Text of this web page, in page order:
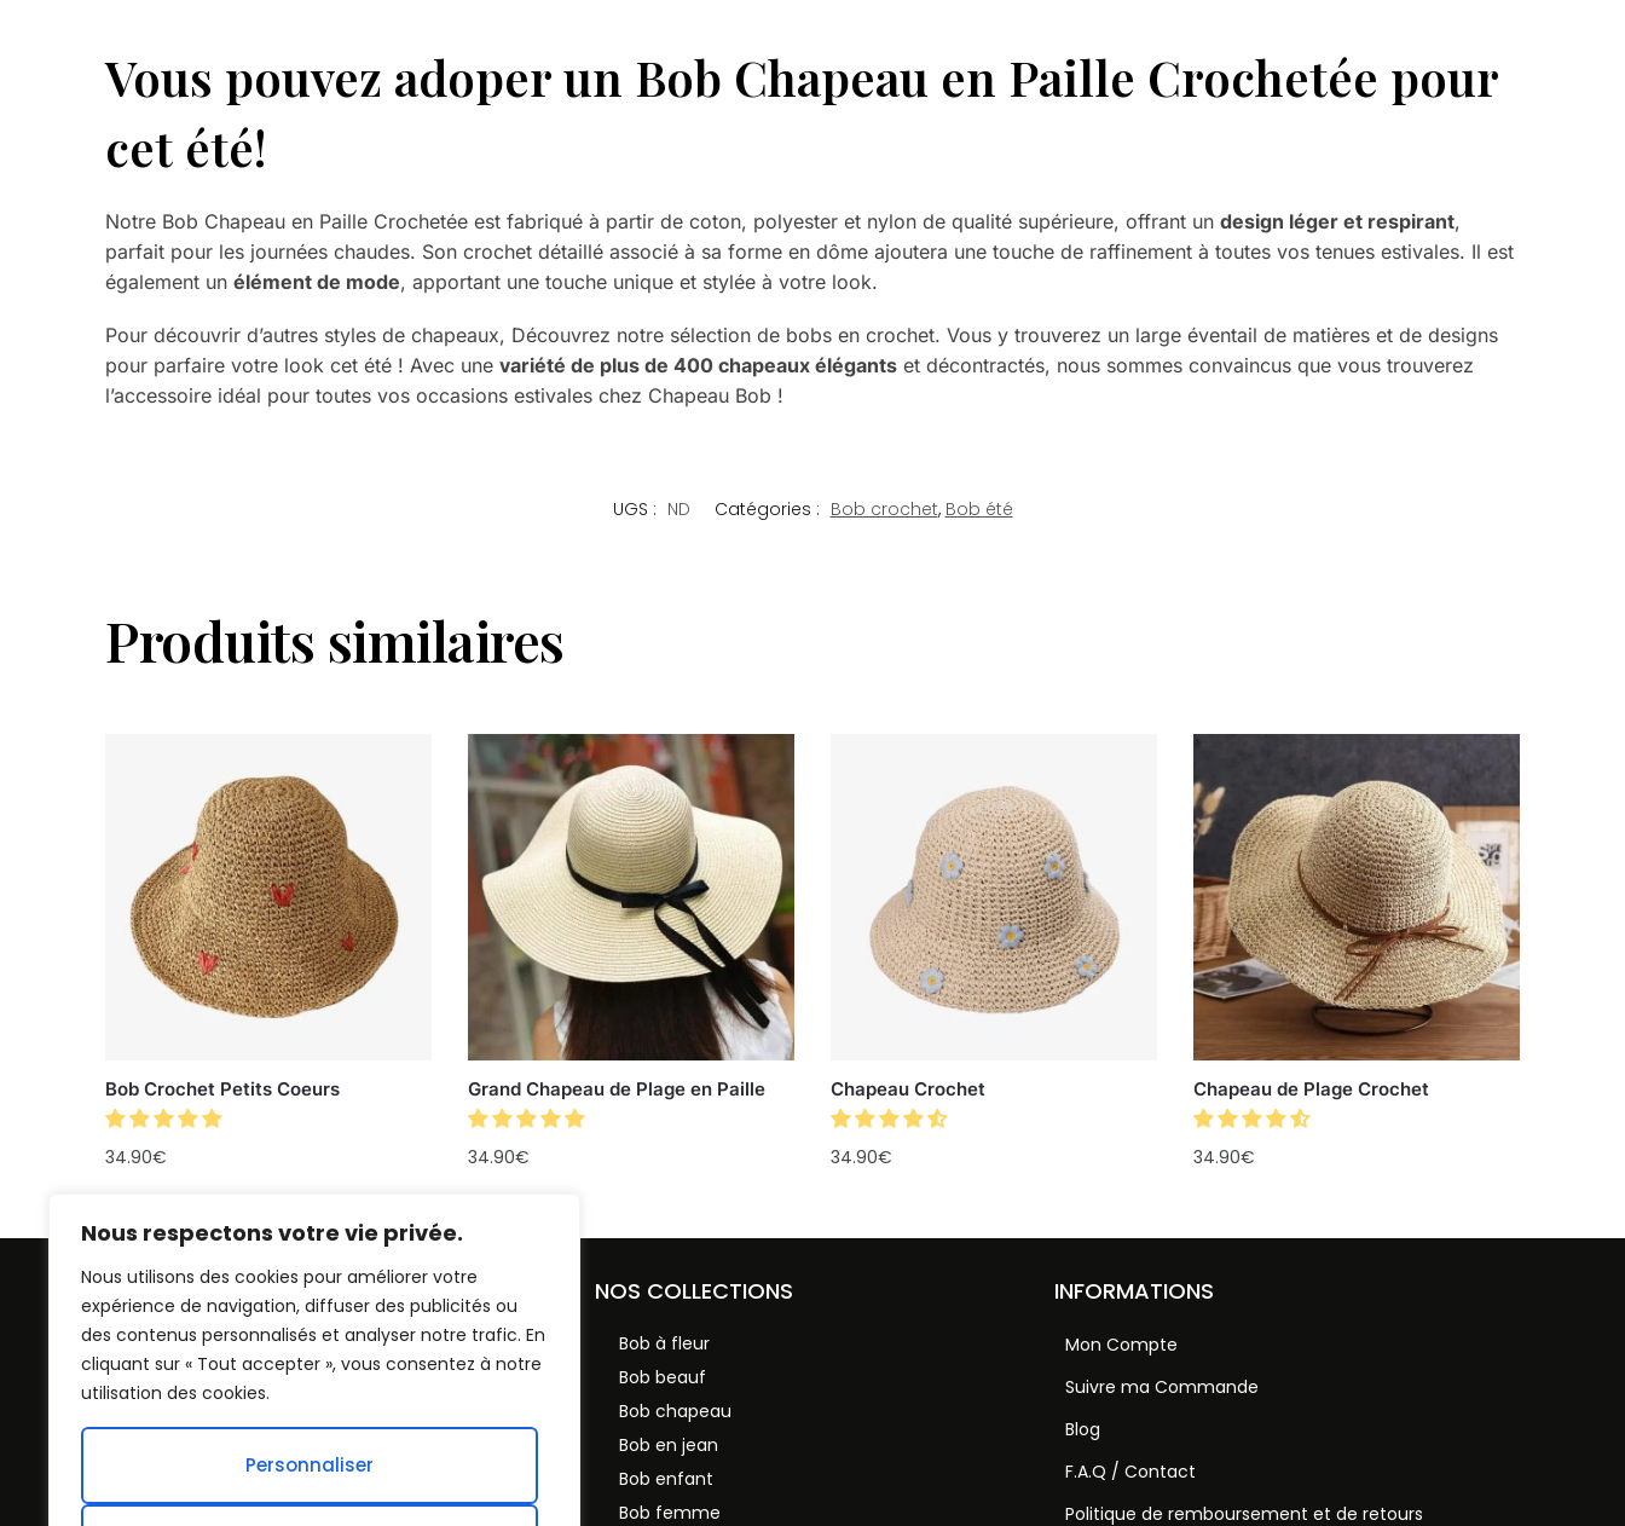
Nous respectons votre vie privée.
Nous utilisons des cookies pour améliorer votre
expérience de navigation, diffuser des publicités ou
des contenus personnalisés et analyser notre trafic. En
cliquant sur « Tout accepter », vous consentez à notre
utilisation des cookies.
Personnaliser
Vous pouvez adoper un Bob Chapeau en Paille Crochetée pour
cet été!
Notre Bob Chapeau en Paille Crochetée est fabriqué à partir de coton, polyester et nylon de qualité supérieure, offrant undesign léger et respirant,
parfait pour les journées chaudes. Son crochet détaillé associé à sa forme en dôme ajoutera une touche de raffinement à toutes vos tenues estivales. Il est
également unélément de mode, apportant une touche unique et stylée à votre look.
Pour découvrir d’autres styles de chapeaux, Découvrez notre sélection de bobs en crochet. Vous y trouverez un large éventail de matières et de designs
pour parfaire votre look cet été ! Avec unevariété de plus de 400 chapeaux élégants et décontractés, nous sommes convaincus que vous trouverez
l’accessoire idéal pour toutes vos occasions estivales chez Chapeau Bob !
UGS : ND Catégories : Bob crochet, Bob été
Produits similaires
Bob Crochet Petits Coeurs
34.90€
Grand Chapeau de Plage en Paille
34.90€
Chapeau Crochet
34.90€
Chapeau de Plage Crochet
34.90€
Chapeau Bob : Alliez style et protection avec
notre collection de bobs, un accessoire
NOS COLLECTIONS
Bob à fleur
Bob beauf
Bob chapeau
Bob en jean
Bob enfant
Bob femme
INFORMATIONS
Mon Compte
Suivre ma Commande
Blog
F.A.Q / Contact
Politique de remboursement et de retours